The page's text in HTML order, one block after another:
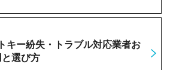
キー紛失・トラブル対応業者お
選び方